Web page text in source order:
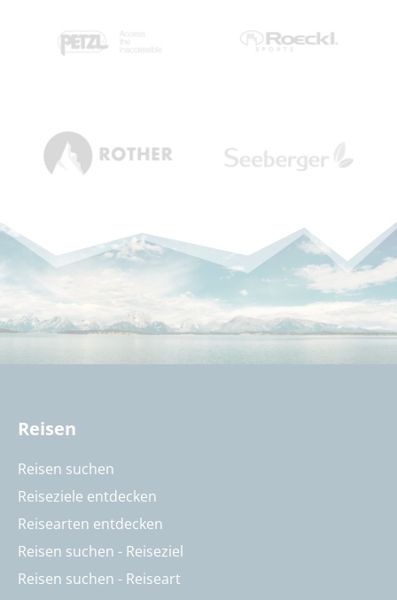
Reisen
Reisen suchen
Reiseziele entdecken
Reisearten entdecken
Reisen suchen - Reiseziel
Reisen suchen - Reiseart